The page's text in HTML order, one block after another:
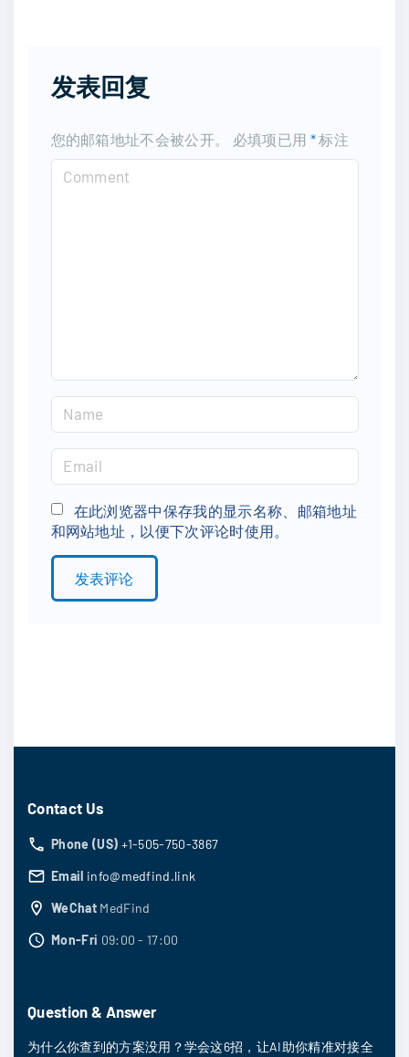
发表回复
您的邮箱地址不会被公开。 必填项已用 *标注
a
e
*
m
a
i
l
在此浏览器中保存我的显示名称、邮箱地址
和网站地址，以便下次评论时使用。
Contact Us
Phone (US) +1-505-750-3867
Email info@medfind.link
WeChat MedFind
Mon-Fri 09:00 - 17:00
Question & Answer
为什么你查到的方案没用？学会这6招，让AI助你精准对接全